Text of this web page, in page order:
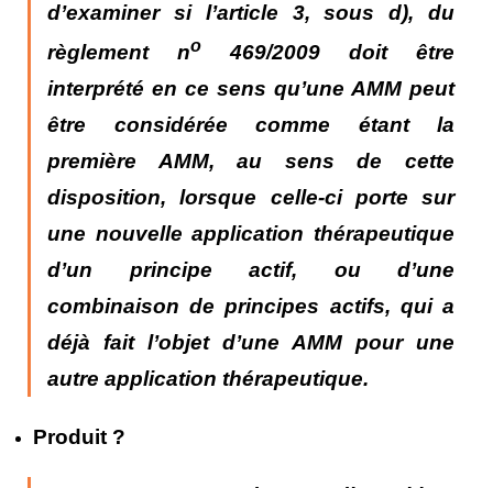
d’examiner si l’article 3, sous d), du
règlement no
469/2009 doit être
interprété en ce sens qu’une AMM peut
être considérée comme étant la
première AMM, au sens de cette
disposition, lorsque celle-ci porte sur
une nouvelle application thérapeutique
d’un principe actif, ou d’une
combinaison de principes actifs, qui a
déjà fait l’objet d’une AMM pour une
autre application thérapeutique.
Produit ?